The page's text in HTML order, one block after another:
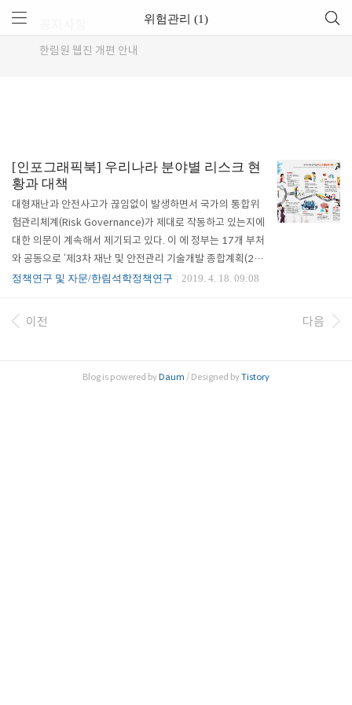
한림원 웹진 개편 안내
위험관리 (1)
[인포그래픽북] 우리나라 분야별 리스크 현
황과 대책
대형재난과 안전사고가 끊임없이 발생하면서 국가의 통합위
험관리체계(Risk Governance)가 제대로 작동하고 있는지에
대한 의문이 계속해서 제기되고 있다. 이 에 정부는 17개 부처
와 공동으로 ‘제3차 재난 및 안전관리 기술개발 종합계획(201
8년~2022년)’을 마련, 안전한 대한민국의 청사진을 제시했
원장 유욱준․김승조)’를 구성 하고 첫 번째 주제로 우리나라의
통합위험관리체계를 다뤘다. TFT는 정부가 발표한 종합계획
을 포괄적으로 다루고 있어 구체성이 부족 한 것을 가장 큰 문
정책연구 및 자문/한림석학정책연구 2019. 4. 18. 09:08
이전 다음
Blog is powered byDaum / Designed byTistory